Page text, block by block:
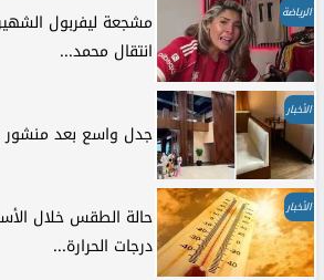
الرياضة
مشجعة ليفربول
انتقال محمد...
الأخبار
جدل واسع بعد منشور
الأخبار
حالة الطقس خلال
درجات الحرارة...